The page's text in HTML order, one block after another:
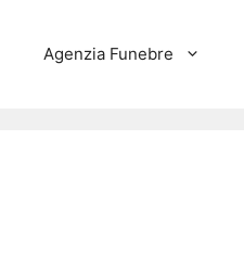
Agenzia Funebre